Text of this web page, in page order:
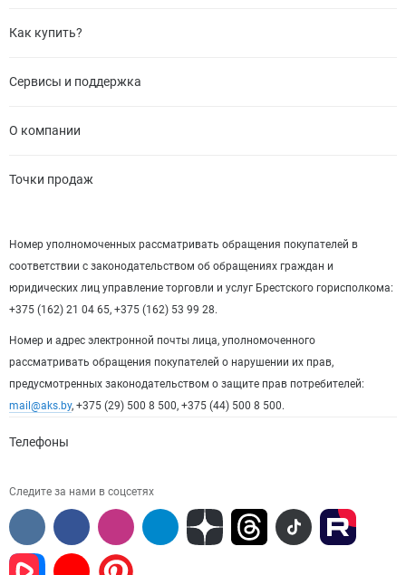
Как купить?
Сервисы и поддержка
О компании
Точки продаж
Номер уполномоченных рассматривать обращения покупателей в
соответствии с законодательством об обращениях граждан и
юридических лиц управление торговли и услуг Брестского горисполкома:
+375 (162) 21 04 65, +375 (162) 53 99 28.
Номер и адрес электронной почты лица, уполномоченного
рассматривать обращения покупателей о нарушении их прав,
предусмотренных законодательством о защите прав потребителей:
mail@aks.by, +375 (29) 500 8 500, +375 (44) 500 8 500.
Телефоны
Следите за нами в соцсетях